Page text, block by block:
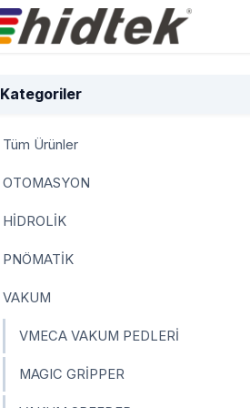
Kategoriler
Tüm Ürünler
OTOMASYON
HİDROLİK
PNÖMATİK
VAKUM
VMECA VAKUM PEDLERİ
MAGIC GRİPPER